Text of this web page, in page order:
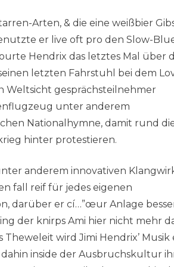
Arten, & die eine weißbier
er live oft pro den Slow-
Hendrix das letztes Mal über
letzten Fahrstuhl bei dem
Weltsicht gesprächsteilnehmer
unter anderem
Nationalhymne, damit rund
hinter protestieren.
anderem innovativen
fall reif für jedes eigenen
darüber er cí…”œur Anlage
der knirps Ami hier nicht mehr
wird Jimi Hendrix’ Musik
inside der Ausbruchskultur